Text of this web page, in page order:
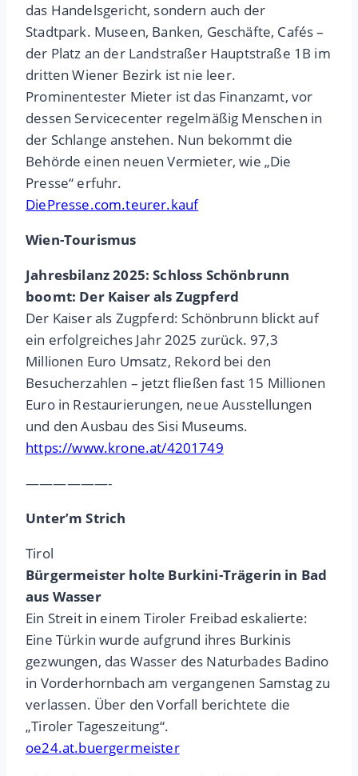
das Handelsgericht, sondern auch der
Stadtpark. Museen, Banken, Geschäfte, Cafés –
der Platz an der Landstraßer Hauptstraße 1B im
dritten Wiener Bezirk ist nie leer.
Prominentester Mieter ist das Finanzamt, vor
dessen Servicecenter regelmäßig Menschen in
der Schlange anstehen. Nun bekommt die
Behörde einen neuen Vermieter, wie „Die
Presse“ erfuhr.
DiePresse.com.teurer.kauf
Wien-Tourismus
Jahresbilanz 2025: Schloss Schönbrunn
boomt: Der Kaiser als Zugpferd
Der Kaiser als Zugpferd: Schönbrunn blickt auf
ein erfolgreiches Jahr 2025 zurück. 97,3
Millionen Euro Umsatz, Rekord bei den
Besucherzahlen – jetzt fließen fast 15 Millionen
Euro in Restaurierungen, neue Ausstellungen
und den Ausbau des Sisi Museums.
https://www.krone.at/4201749
——————-
Unter’m Strich
Tirol
Bürgermeister holte Burkini-Trägerin in Bad
aus Wasser
Ein Streit in einem Tiroler Freibad eskalierte:
Eine Türkin wurde aufgrund ihres Burkinis
gezwungen, das Wasser des Naturbades Badino
in Vorderhornbach am vergangenen Samstag zu
verlassen. Über den Vorfall berichtete die
„Tiroler Tageszeitung“.
oe24.at.buergermeister